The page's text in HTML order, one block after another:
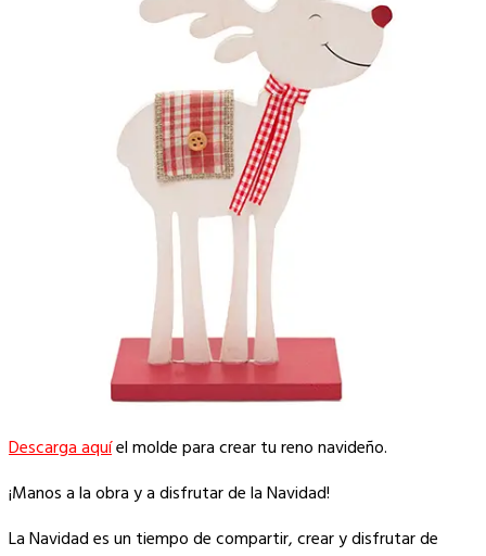
Descarga aquíel molde para crear tu reno navideño.
¡Manos a la obra y a disfrutar de la Navidad!
La Navidad es un tiempo de compartir, crear y disfrutar de